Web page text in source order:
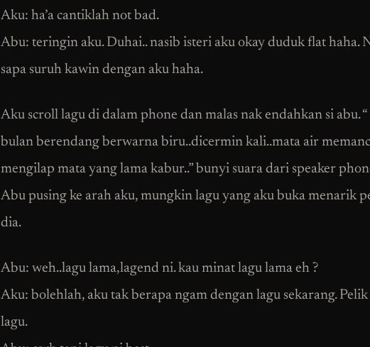
Aku: ha’a cantiklah not bad.
Abu: teringin aku. Duhai.. nasib isteri aku okay duduk flat haha.
sapa suruh kawin dengan aku haha.
Aku scroll lagu di dalam phone dan malas nak endahkan si abu.
bulan berendang berwarna biru..dicermin kali..mata air
mengilap mata yang lama kabur..” bunyi suara dari speaker
Abu pusing ke arah aku, mungkin lagu yang aku buka menarik
dia.
Abu: weh..lagu lama,lagend ni. kau minat lagu lama eh ?
Aku: bolehlah, aku tak berapa ngam dengan lagu sekarang.
lagu.